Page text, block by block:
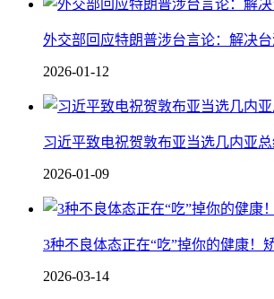
外交部回应特朗普涉台言论：解决
2026-01-12
习近平致电祝贺敦布亚当选几内亚
2026-01-09
3种不良体态正在“吃”掉你的健康！
2026-03-14